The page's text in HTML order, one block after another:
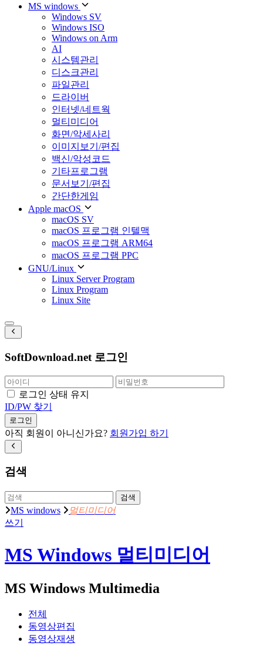
MS windows
Windows SV
Windows ISO
Windows on Arm
AI
시스템관리
디스크관리
파일관리
드라이버
인터넷/네트웍
멀티미디어
화면/악세사리
이미지보기/편집
백신/악성코드
기타프로그램
문서보기/편집
간단한게임
Apple macOS
macOS SV
macOS 프로그램 인텔맥
macOS 프로그램 ARM64
macOS 프로그램 PPC
GNU/Linux
Linux Server Program
Linux Program
Linux Site
SoftDownload.net 로그인
로그인 상태 유지
ID/PW 찾기
로그인
아직 회원이 아니신가요? 회원가입 하기
검색
검색
MS windows
멀티미디어
쓰기
MS Windows 멀티미디어
MS Windows Multimedia
전체
동영상편집
동영상재생